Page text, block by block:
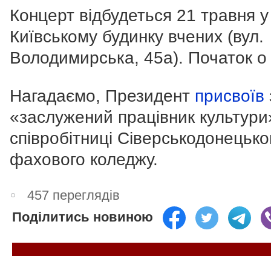
Концерт відбудеться 21 травня у
Київському будинку вчених (вул.
Володимирська, 45а). Початок
Нагадаємо, Президент присвоїв
«заслужений працівник
співробітниці
фахового коледжу.
457 переглядів
Поділитись новиною